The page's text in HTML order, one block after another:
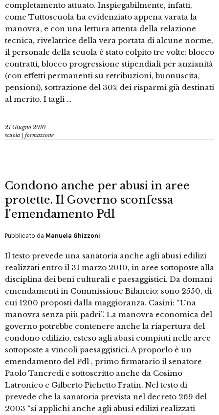
completamento attuato. Inspiegabilmente, infatti,
come Tuttoscuola ha evidenziato appena varata la
manovra, e con una lettura attenta della relazione
tecnica, rivelatrice della vera portata di alcune norme,
il personale della scuola è stato colpito tre volte: blocco
contratti, blocco progressione stipendiali per anzianità
(con effetti permanenti su retribuzioni, buonuscita,
pensioni), sottrazione del 30% dei risparmi già destinati
al merito. I tagli …
21 Giugno 2010
scuola | formazione
Condono anche per abusi in aree
protette. Il Governo sconfessa
l'emendamento Pdl
Pubblicato da Manuela Ghizzoni
Il testo prevede una sanatoria anche agli abusi edilizi
realizzati entro il 31 marzo 2010, in aree sottoposte alla
disciplina dei beni culturali e paesaggistici. Da domani
emendamenti in Commissione Bilancio: sono 2550, di
cui 1200 proposti dalla maggioranza. Casini: “Una
manovra senza più padri”. La manovra economica del
governo potrebbe contenere anche la riapertura del
condono edilizio, esteso agli abusi compiuti nelle aree
sottoposte a vincoli paesaggistici. A proporlo è un
emendamento del Pdl , primo firmatario il senatore
Paolo Tancredi e sottoscritto anche da Cosimo
Latronico e Gilberto Pichetto Fratin. Nel testo di
prevede che la sanatoria prevista nel decreto 269 del
2003 “si applichi anche agli abusi edilizi realizzati